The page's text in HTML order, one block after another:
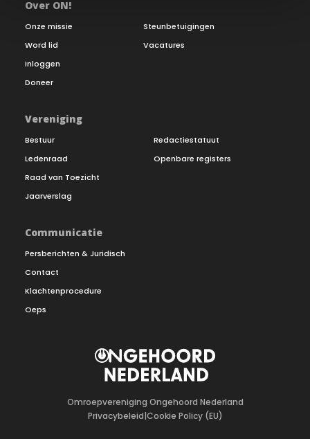
Over ON!
Onze missie
Word lid
Inloggen
Doneer
Steunbetuigingen
Vacatures
Vereniging
Bestuur
Ledenraad
Raad van Toezicht
Jaarverslag
Redactiestatuut
Openbare registers
Communicatie
Persberichten & Juridisch
Contact
Klachtenprocedure
Oeps
Omroepvereniging Ongehoord Nederland
Privacybeleid|Cookie Policy (EU)